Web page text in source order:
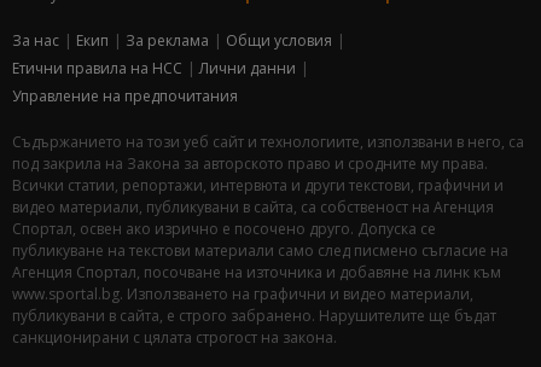
За нас Екип За рекламa
Общи условия
Етични правила на НСС
Лични данни
Управление на предпочитания
Съдържанието на този уеб сайт и технологиите, използвани в него, са
под закрила на Закона за авторското право и сродните му права.
Всички статии, репортажи, интервюта и други текстови, графични и
видео материали, публикувани в сайта, са собственост на Агенция
Спортал, освен ако изрично е посочено друго. Допуска се
публикуване на текстови материали само след писмено съгласие на
Агенция Спортал, посочване на източника и добавяне на линк към
www.sportal.bg. Използването на графични и видео материали,
публикувани в сайта, е строго забранено. Нарушителите ще бъдат
санкционирани с цялата строгост на закона.